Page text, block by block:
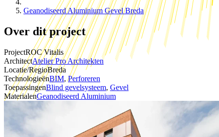
Geanodiseerd Aluminium Gevel Breda
Over dit project
ProjectROC Vitalis
ArchitectAtelier Pro Architekten
Locatie/RegioBreda
TechnologieënBIM,Perforeren
ToepassingenBlind gevelsysteem, Gevel
MaterialenGeanodiseerd Aluminium